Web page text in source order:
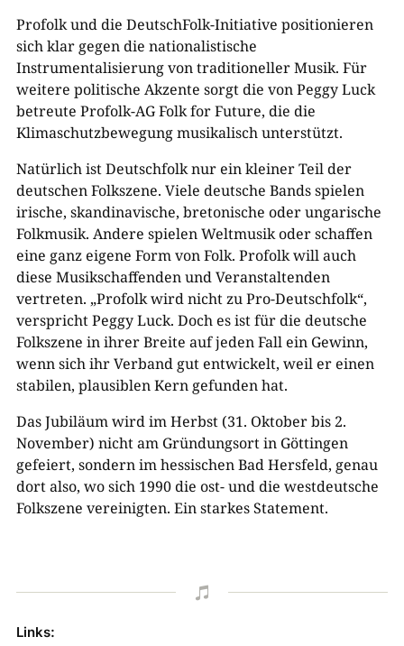
Profolk und die DeutschFolk-Initiative positionieren
sich klar gegen die nationalistische
Instrumentalisierung von traditioneller Musik. Für
weitere politische Akzente sorgt die von Peggy Luck
betreute Profolk-AG Folk for Future, die die
Klimaschutzbewegung musikalisch unterstützt.
Natürlich ist Deutschfolk nur ein kleiner Teil der
deutschen Folkszene. Viele deutsche Bands spielen
irische, skandinavische, bretonische oder ungarische
Folkmusik. Andere spielen Weltmusik oder schaffen
eine ganz eigene Form von Folk. Profolk will auch
diese Musikschaffenden und Veranstaltenden
vertreten. „Profolk wird nicht zu Pro-Deutschfolk“,
verspricht Peggy Luck. Doch es ist für die deutsche
Folkszene in ihrer Breite auf jeden Fall ein Gewinn,
wenn sich ihr Verband gut entwickelt, weil er einen
stabilen, plausiblen Kern gefunden hat.
Das Jubiläum wird im Herbst (31. Oktober bis 2.
November) nicht am Gründungsort in Göttingen
gefeiert, sondern im hessischen Bad Hersfeld, genau
dort also, wo sich 1990 die ost- und die westdeutsche
Folkszene vereinigten. Ein starkes Statement.

Links: